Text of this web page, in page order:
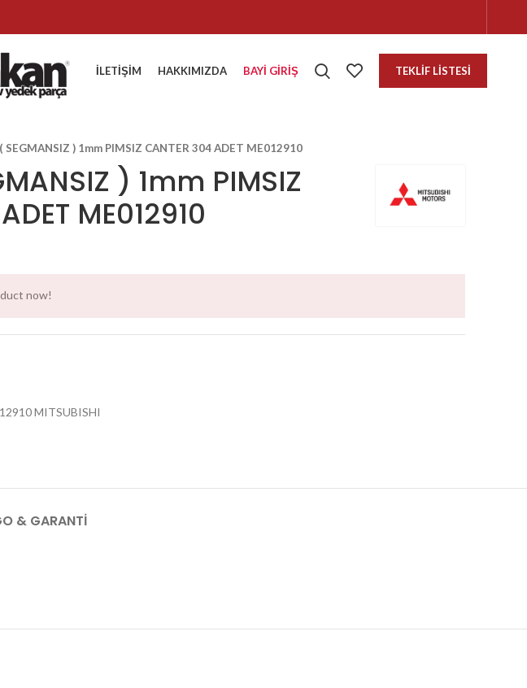
İLETIŞIM HAKKIMIZDA BAYI GIRIŞ TEKLIF LISTESI
SEGMANSIZ ) 1mm PIMSIZ CANTER 304 ADET ME012910
) 1mm PIMSIZ
ME012910
now!
MITSUBISHI
& GARANTI